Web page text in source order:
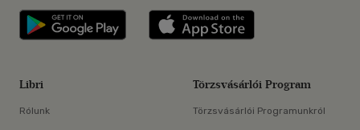
Libri applikáció Szerezd meg: Google
Libri
Rólunk
Törzsvásárlói Program
Törzsvásárlói Programunkról